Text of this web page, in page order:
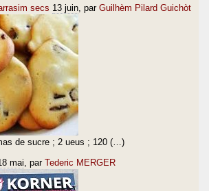
secs 13 juin , par Guilhèm Pilard Guichòt
de sucre ; 2 ueus ; 120 (…)
mai , par Tederic MERGER